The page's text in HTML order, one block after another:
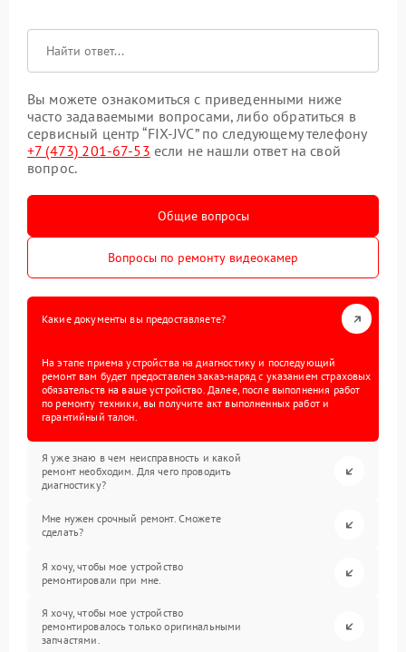
Вы можете ознакомиться с приведенными ниже
часто задаваемыми вопросами, либо обратиться в
сервисный центр “FIX-JVC” по следующему телефону
+7 (473) 201-67-53 если не нашли ответ на свой
вопрос.
Общие вопросы
Вопросы по ремонту видеокамер
Какие документы вы предоставляете?
На этапе приема устройства на диагностику и последующий
ремонт вам будет предоставлен заказ-наряд с указанием страховых
обязательств на ваше устройство. Далее, после выполнения работ
по ремонту техники, вы получите акт выполненных работ и
гарантийный талон.
Я уже знаю в чем неисправность и какой
ремонт необходим. Для чего проводить
диагностику?
Мне нужен срочный ремонт. Сможете
сделать?
Я хочу, чтобы мое устройство
ремонтировали при мне.
Я хочу, чтобы мое устройство
ремонтировалось только оригинальными
запчастями.